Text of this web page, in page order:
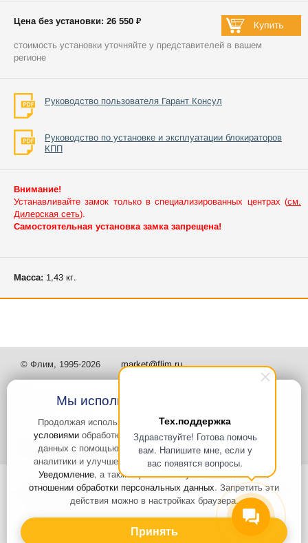
Тех.поддержка
Здравствуйте! Готова помочь
вам. Напишите мне, если у
вас появятся вопросы.
Цена без установки: 26 550 ₽
стоимость установки уточняйте у представителей в вашем
регионе
Руководство пользователя Гарант Консул
Руководство по установке и эксплуатации блокираторов
КПП
Внимание!
Устанавливайте замок только в специализированных центрах (см.
Дилерская сеть).
Самостоятельная установка замка запрещена!
Масса: 1,43 кг.
© Флим, 1995-2026 market@flim.ru
Задать вопрос Контакты
Интернет-сайт носит информационный характер и не является
публичной офертой, которая определяется положениями статьи 437
Гражданского кодекса РФ. Информация о характеристиках и
стоимости товаров, указанных на сайте, условия доставки может
быть изменена в одностороннем порядке. Информация по ценам,
Мы используем файлы Cookies
Продолжая использовать наш сайт, высоглашаетесь с
условиями обработки cookie-файлов и пользовательских
данных с помощью Яндекс.Метрика, необходимых для
аналитики и улучшения качества работы сайта и сервиса
Уведомление, а также принимаете условияПолитики в
отношении обработки персональных данных. Запретить эти
действия можно в настройках браузера.
Принять